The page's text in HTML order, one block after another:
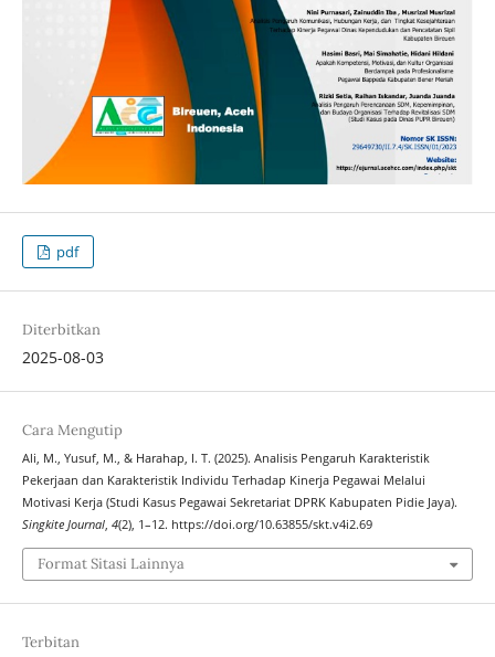
pdf
Diterbitkan
2025-08-03
Cara Mengutip
Ali, M., Yusuf, M., & Harahap, I. T. (2025). Analisis Pengaruh Karakteristik
Pekerjaan dan Karakteristik Individu Terhadap Kinerja Pegawai Melalui
Motivasi Kerja (Studi Kasus Pegawai Sekretariat DPRK Kabupaten Pidie Jaya).
Singkite Journal, 4(2), 1–12. https://doi.org/10.63855/skt.v4i2.69
Format Sitasi Lainnya
Terbitan